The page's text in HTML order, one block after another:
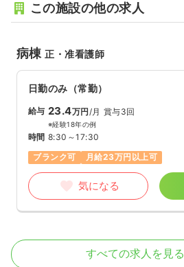
この施設の他の求人
病棟正・准看護師
日勤のみ（常勤）
給与 23.4万円/月 賞与3回
※経験18年の例
時間 8:30～17:30
ブランク可
月給23万円以上可
気になる
外来 正・准看護師すべての求人を見る